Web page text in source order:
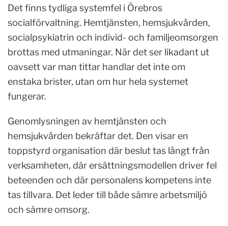
Det finns tydliga systemfel i Örebros
socialförvaltning. Hemtjänsten, hemsjukvården,
socialpsykiatrin och individ- och familjeomsorgen
brottas med utmaningar. När det ser likadant ut
oavsett var man tittar handlar det inte om
enstaka brister, utan om hur hela systemet
fungerar.
Genomlysningen av hemtjänsten och
hemsjukvården bekräftar det. Den visar en
toppstyrd organisation där beslut tas långt från
verksamheten, där ersättningsmodellen driver fel
beteenden och där personalens kompetens inte
tas tillvara. Det leder till både sämre arbetsmiljö
och sämre omsorg.